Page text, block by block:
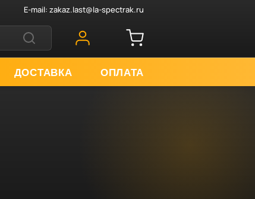
E-mail: zakaz.last@la-spectrak.ru
ДОСТАВКА ОПЛАТА